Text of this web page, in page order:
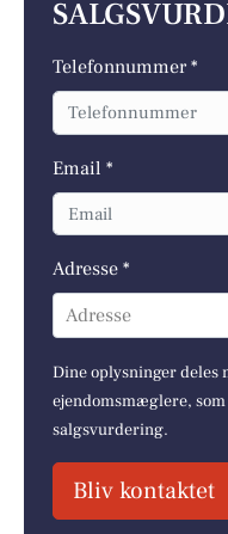
Telefonnummer *
Email *
Adresse *
Adresse
Dine oplysninger deles
ejendomsmæglere,
salgsvurdering.
Bliv kontaktet